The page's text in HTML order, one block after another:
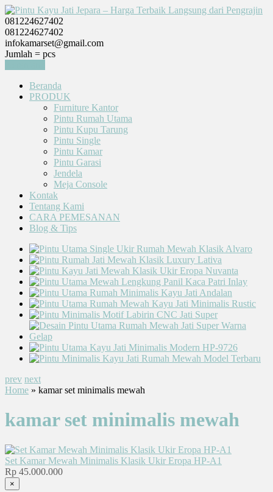
081224627402
081224627402
infokamarset@gmail.com
Jumlah = pcs
Beranda
PRODUK
Furniture Kantor
Pintu Rumah Utama
Pintu Kupu Tarung
Pintu Single
Pintu Kamar
Pintu Garasi
Jendela
Meja Console
Kontak
Tentang Kami
CARA PEMESANAN
Blog & Tips
prev next
Home » kamar set minimalis mewah
kamar set minimalis mewah
Set Kamar Mewah Minimalis Klasik Ukir Eropa HP-A1
Rp 45.000.000
×